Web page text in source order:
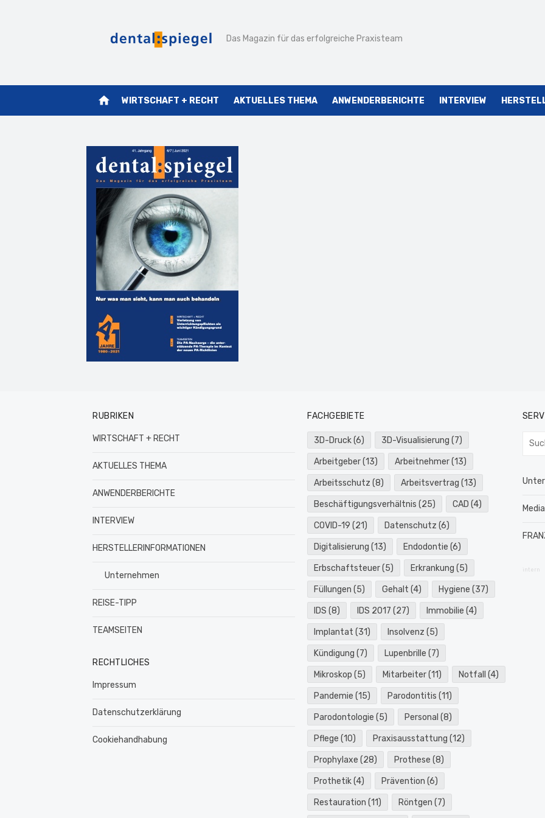
Das Magazin für das erfolgreiche Praxisteam
home WIRTSCHAFT + RECHT AKTUELLES THEMA ANWENDERBERICHTE INTERVIEW
RUBRIKEN
WIRTSCHAFT + RECHT
AKTUELLES THEMA
ANWENDERBERICHTE
INTERVIEW
HERSTELLERINFORMATIONEN
Unternehmen
REISE-TIPP
TEAMSEITEN
RECHTLICHES
Impressum
Datenschutzerklärung
Cookiehandhabung
FACHGEBIETE
3D-Druck(6) 3D-Visualisierung (7)
Arbeitgeber(13) Arbeitnehmer(13)
Arbeitsschutz (8) Arbeitsvertrag (13)
Beschäftigungsverhältnis (25) CAD (4)
COVID-19 (21) Datenschutz (6)
Digitalisierung (13) Endodontie (6)
Erbschaftsteuer(5) Erkrankung (5)
Füllungen (5) Gehalt (4) Hygiene (37)
IDS (8) IDS 2017 (27) Immobilie (4)
Implantat (31) Insolvenz (5)
Kündigung (7) Lupenbrille (7)
Mikroskop (5) Mitarbeiter(11) Notfall (4)
Pandemie (15) Parodontitis (11)
Parodontologie (5) Personal (8)
Pflege (10) Praxisausstattung (12)
Prophylaxe (28) Prothese (8)
Prothetik(4) Prävention (6)
Restauration (11) Röntgen (7)
intern